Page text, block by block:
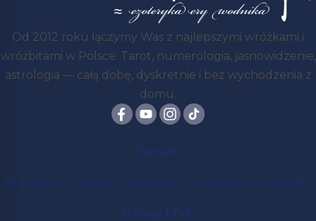
Od 2012 roku łączymy Was z najlepszymi wróżkami i
wróżbitami w Polsce. Tarot, numerologia, jasnowidzenie,
astrologia — całą dobę, dyskretnie i bez wychodzenia z
domu.
Serwis
Regulamin Polityka prywatności Dołącz do nas Kontakt
Usługi LIVE